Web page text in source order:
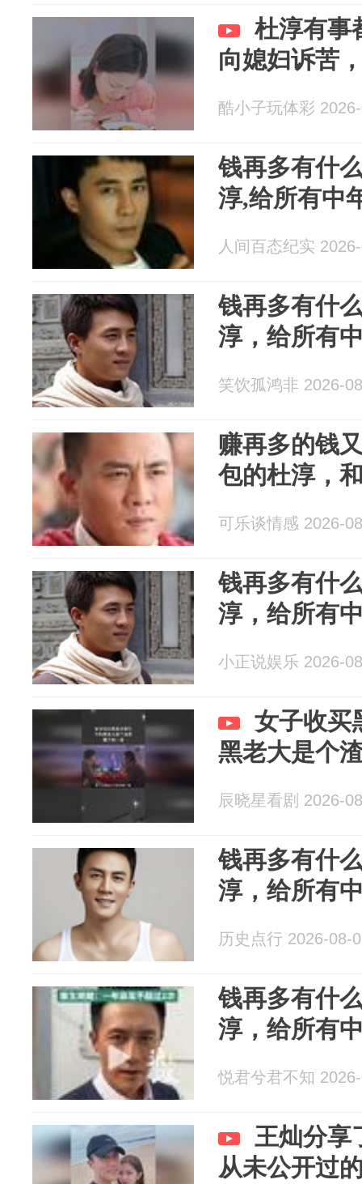
杜淳有事
向媳妇诉苦
酷小子玩体彩
钱再多有什
淳,给所有中
人间百态纪实
钱再多有什
淳，给所有
笑饮孤鸿非 2026-
赚再多的钱
包的杜淳，
可乐谈情感 2026-
钱再多有什
淳，给所有
小正说娱乐 2026-
女子收买
黑老大是个
辰晓星看剧 2026-
钱再多有什
淳，给所有
历史点行 2026-08-
钱再多有什
淳，给所有
悦君兮君不知
王灿分享
从未公开过